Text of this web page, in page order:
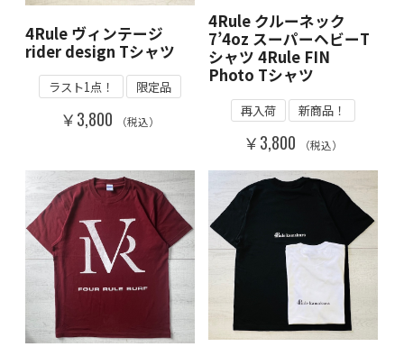
4Rule ヴィンテージ
rider design Tシャツ
ラスト1点！ 限定品
￥3,800 （税込）
4Rule クルーネック
7’4oz スーパーヘビーT
シャツ 4Rule FIN
Photo Tシャツ
再入荷 新商品！
￥3,800 （税込）